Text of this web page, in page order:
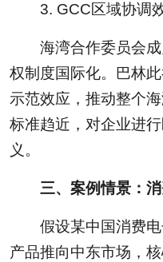
3. GCC区域协调
海湾合作委员会
权制度国际化。巴林
示范效应，推动整个
标准趋近，对企业进
义。
三、案例情景：
假设某中国消费
产品推向中东市场，